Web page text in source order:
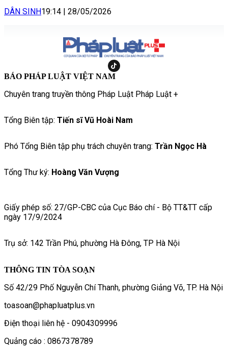
DÂN SINH19:14 28/05/2026
BÁO PHÁP LUẬT VIỆT NAM
Chuyên trang truyền thông Pháp Luật Pháp Luật +
Tổng Biên tập: Tiến sĩ Vũ Hoài Nam
Phó Tổng Biên tập phụ trách chuyên trang: Trần Ngọc Hà
Tổng Thư ký: Hoàng Văn Vượng
Giấy phép số: 27/GP-CBC của Cục Báo chí - Bộ TT&TT cấp
ngày 17/9/2024
Trụ sở: 142 Trần Phú, phường Hà Đông, TP Hà Nội
THÔNG TIN TÒA SOẠN
Số 42/29 Phố Nguyễn Chí Thanh, phường Giảng Võ, TP. Hà Nội
toasoan@phapluatplus.vn
Điện thoại liên hệ - 0904309996
Quảng cáo : 0867378789